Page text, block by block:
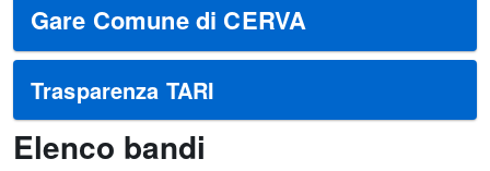
Gare Comune di CERVA
Trasparenza TARI
Elenco bandi